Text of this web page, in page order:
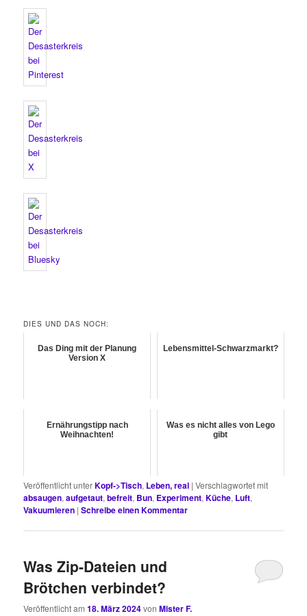
DIES UND DAS NOCH:
Das Ding mit der Planung
Version X
Lebensmittel-Schwarzmarkt?
Ernährungstipp nach
Weihnachten!
Was es nicht alles von Lego
gibt
Veröffentlicht unterKopf->Tisch, Leben, real |Verschlagwortet mit
absaugen,aufgetaut,befreit, Bun, Experiment,Küche, Luft,
Vakuumieren |Schreibe einen Kommentar
Was Zip-Dateien und
Brötchen verbindet?
Veröffentlicht am18. März 2024vonMister F.